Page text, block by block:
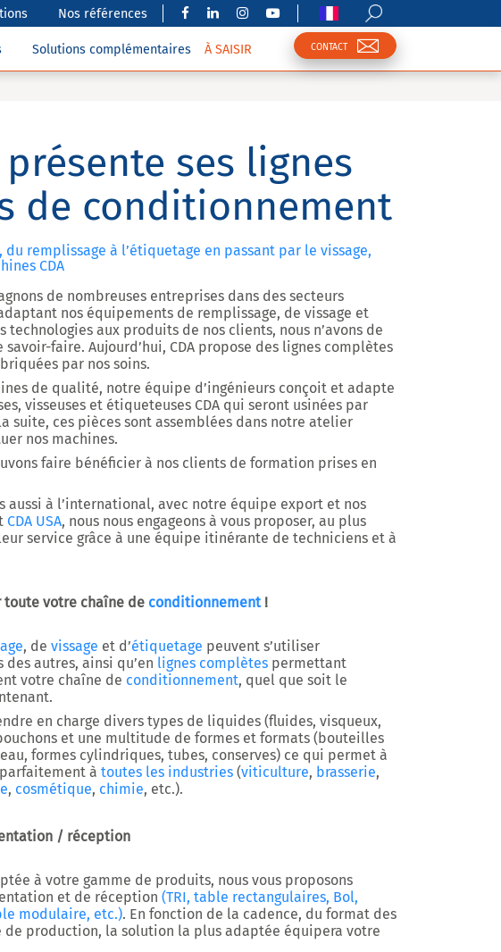
Nos références
Solutions complémentaires À SAISIR CONTACT
présente ses lignes
de conditionnement
remplissage à l’étiquetage en passant par le vissage,
CDA
de nombreuses entreprises dans des secteurs
nos équipements de remplissage, de vissage et
technologies aux produits de nos clients, nous n’avons de
faire. Aujourd’hui, CDA propose des lignes complètes
par nos soins.
de qualité, notre équipe d’ingénieurs conçoit et adapte
visseuses et étiqueteuses CDA qui seront usinées par
suite, ces pièces sont assemblées dans notre atelier
nos machines.
faire bénéficier à nos clients de formation prises en
aussi à l’international, avec notre équipe export et nos
CDA USA, nous nous engageons à vous proposer, au plus
service grâce à une équipe itinérante de techniciens et à
votre chaîne de conditionnement!
, de vissage et d’étiquetage peuvent s’utiliser
autres, ainsi qu’en lignes complètes permettant
votre chaîne de conditionnement, quel que soit le
en charge divers types de liquides (fluides, visqueux,
et une multitude de formes et formats (bouteilles
formes cylindriques, tubes, conserves) ce qui permet à
à toutes les industries (viticulture, brasserie,
, cosmétique, chimie, etc.).
/ réception
à votre gamme de produits, nous vous proposons
et de réception (TRI, table rectangulaires, Bol,
modulaire, etc.). En fonction de la cadence, du format des
production, la solution la plus adaptée équipera votre